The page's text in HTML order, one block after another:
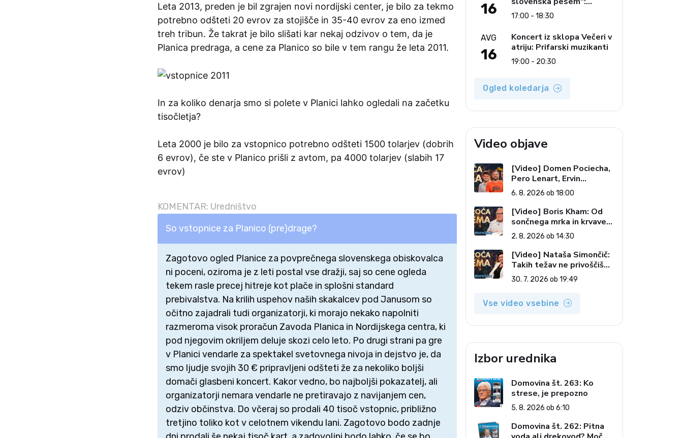
Leta 2013, preden je bil zgrajen novi nordijski center, je bilo za tekmo
potrebno odšteti 20 evrov za stojišče in 35-40 evrov za eno izmed
treh tribun. Že takrat je bilo slišati kar nekaj odzivov o tem, da je
Planica predraga, a cene za Planico so bile v tem rangu že leta 2011.
In za koliko denarja smo si polete v Planici lahko ogledali na začetku
tisočletja?
Leta 2000 je bilo za vstopnico potrebno odšteti 1500 tolarjev (dobrih
6 evrov), če ste v Planico prišli z avtom, pa 4000 tolarjev (slabih 17
evrov)
KOMENTAR: Uredništvo
So vstopnice za Planico (pre)drage?
Zagotovo ogled Planice za povprečnega slovenskega obiskovalca
ni poceni, oziroma je z leti postal vse dražji, saj so cene ogleda
tekem rasle precej hitreje kot plače in splošni standard
prebivalstva. Na krilih uspehov naših skakalcev pod Janusom so
očitno zajadrali tudi organizatorji, ki morajo nekako napolniti
razmeroma visok proračun Zavoda Planica in Nordijskega centra, ki
pod njegovim okriljem deluje skozi celo leto. Po drugi strani pa gre
v Planici vendarle za spektakel svetovnega nivoja in dejstvo je, da
smo ljudje svojih 30 € pripravljeni odšteti že za nekoliko boljši
domači glasbeni koncert. Kakor vedno, bo najboljši pokazatelj, ali
organizatorji nemara vendarle ne pretiravajo z navijanjem cen,
odziv občinstva. Do včeraj so prodali 40 tisoč vstopnic, približno
tretjino toliko kot v celotnem vikendu lani. Zagotovo bodo zadnje
16
Ljudski pevci Jezerci
17:00 - 18:30
AVG
16
Koncert iz sklopa Večeri v
atriju: Prifarski muzikanti
19:00 - 20:30
Ogled koledarja
Video objave
[Video] Domen Pociecha,
Pero Lenart, Ervin
Kostanjšek: Šport
specialcev (Vroča tema, 6.
8. 2026)
6. 8. 2026 ob 18:00
[Video] Boris Kham: Od
sončnega mrka in krvave
lune do slovenskih
pečatov v vesolju (Vroča
tema, 2. 8. 2026)
2. 8. 2026 ob 14:30
[Video] Nataša Simončič:
Takih težav ne privoščiš
nikomur (Vroča tema, 30.
7. 2026)
30. 7. 2026 ob 19:49
Vse video vsebine
Izbor urednika
Domovina št. 263: Ko
strese, je prepozno
5. 8. 2026 ob 6:10
Domovina št. 262: Pitna